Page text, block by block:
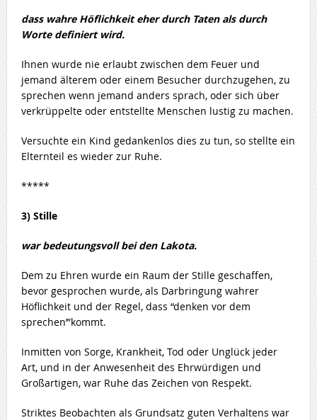
dass wahre Höflichkeit eher durch Taten als durch
Worte definiert wird.
Ihnen wurde nie erlaubt zwischen dem Feuer und
jemand älterem oder einem Besucher durchzugehen, zu
sprechen wenn jemand anders sprach, oder sich über
verkrüppelte oder entstellte Menschen lustig zu machen.
Versuchte ein Kind gedankenlos dies zu tun, so stellte ein
Elternteil es wieder zur Ruhe.
*****
3) Stille
war bedeutungsvoll bei den Lakota.
Dem zu Ehren wurde ein Raum der Stille geschaffen,
bevor gesprochen wurde, als Darbringung wahrer
Höflichkeit und der Regel, dass “denken vor dem
sprechen’”kommt.
Inmitten von Sorge, Krankheit, Tod oder Unglück jeder
Art, und in der Anwesenheit des Ehrwürdigen und
Großartigen, war Ruhe das Zeichen von Respekt.
Striktes Beobachten als Grundsatz guten Verhaltens war